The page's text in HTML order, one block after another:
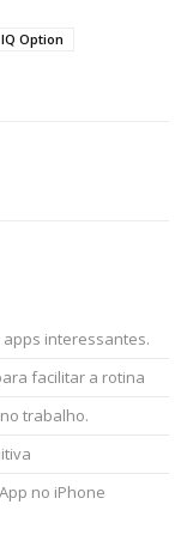
IQ Option
apps interessantes.
facilitar a rotina
trabalho.
no iPhone